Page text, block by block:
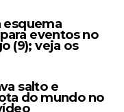
2026 de
com Priscila
e Solange
esquema
eventos no
(9); veja os
salto e
do mundo no